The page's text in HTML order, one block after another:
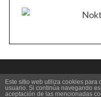
Este sitio web utiliza cookies
usuario. Si continúa navegando
aceptación de las mencionadas